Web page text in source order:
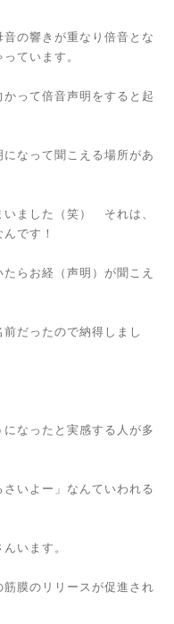
の響きが重なり倍音とな
ています。
って倍音声明をすると起
なって聞こえる場所があ
いました（笑） それは、
です！
らお経（声明）が聞こえ
だったので納得しまし
なったと実感する人が多
いよー」なんていわれる
います。
膜のリリースが促進され